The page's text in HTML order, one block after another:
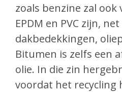
zoals benzine zal ook
EPDM en PVC zijn,
dakbedekkingen,
Bitumen is zelfs een
olie. In die zin
voordat het recycling